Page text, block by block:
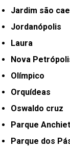
Jardim são
Jordanópolis
Laura
Nova
Olímpico
Orquídeas
Oswaldo cruz
Parque
Parque dos